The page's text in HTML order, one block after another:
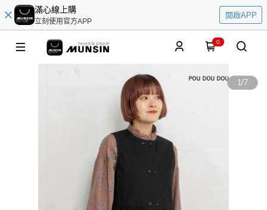
滿心線上購
立刻使用官方APP
開啟APP
0
1/7